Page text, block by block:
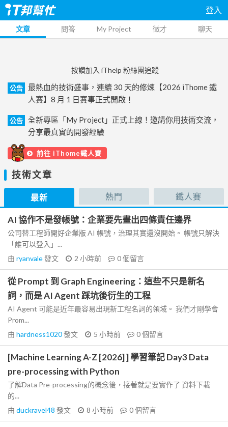
登入
文章 問答 My Project 徵才 聊天
按讚加入 iThelp 粉絲團追蹤
公告
最熱血的技術盛事，連續 30 天的修煉【2026 iThome 鐵
人賽】8 月 1 日賽事正式開啟！
公告
全新專區「My Project」正式上線！邀請你用技術交流，
分享最真實的開發經驗
前往 iThome鐵人賽
技術文章
最新 熱門 鐵人賽
AI 協作不是發帳號：企業要先畫出四條責任邊界
公司替工程師開好企業版 AI 帳號，治理其實還沒開始。 帳號只解決
「誰可以登入」...
由 ryanvale發文 2 小時前 0個留言
從 Prompt 到 Graph Engineering：這些不只是新名
詞，而是 AI Agent 踩坑後衍生的工程
AI Agent 可能是近年最容易出現新工程名詞的領域。 我們才剛學會
Prom...
由 hardness1020發文 5 小時前 0個留言
[Machine Learning A-Z [2026] ] 學習筆記 Day3 Data
pre-processing with Python
了解Data Pre-processing的概念後，接著就是要實作了 資料下載
的...
由 duckravel48 發文 8 小時前 0個留言